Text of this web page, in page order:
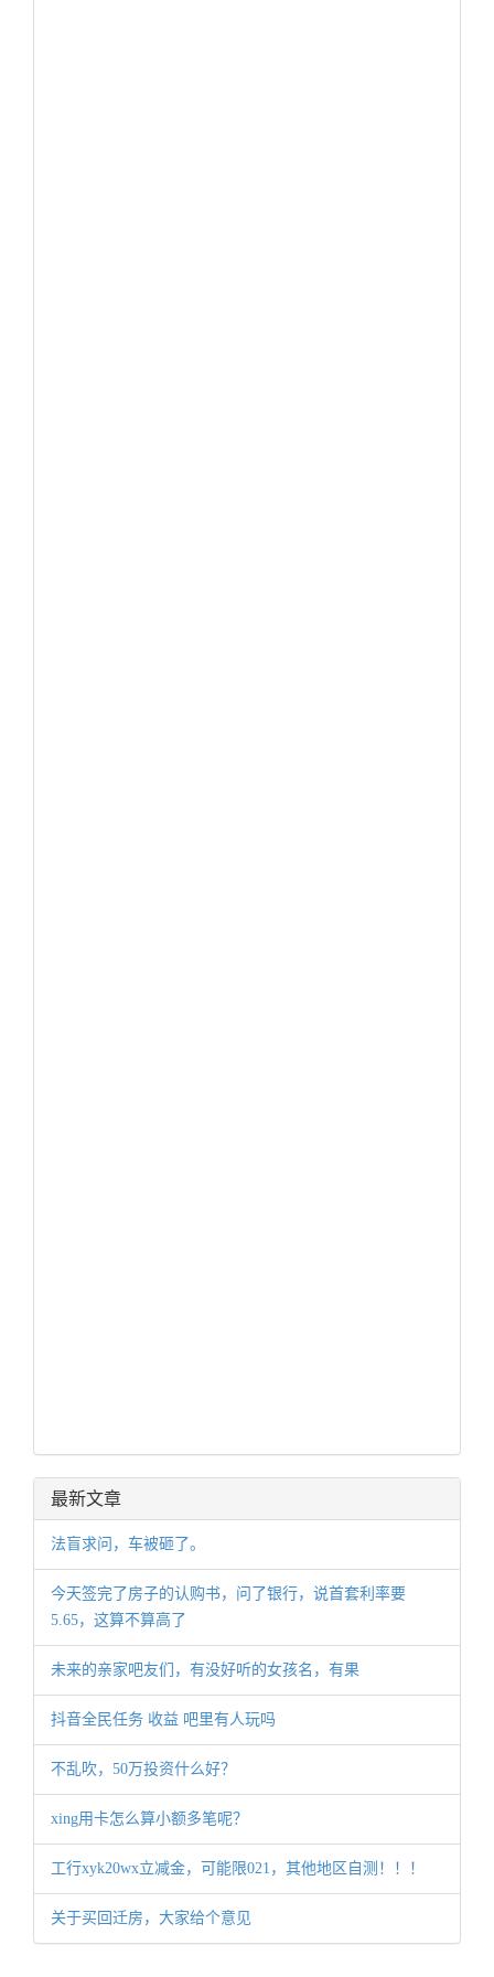
最新文章
法盲求问，车被砸了。
今天签完了房子的认购书，问了银行，说首套利率要
5.65，这算不算高了
未来的亲家吧友们，有没好听的女孩名，有果
抖音全民任务 收益 吧里有人玩吗
不乱吹，50万投资什么好？
xing用卡怎么算小额多笔呢？
工行xyk20wx立减金，可能限021，其他地区自测！！！
关于买回迁房，大家给个意见